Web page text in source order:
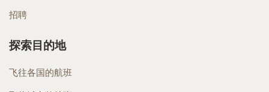
招聘
探索目的地
飞往各国的航班